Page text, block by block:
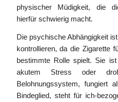
physischer Müdigkeit, die
hierfür schwierig macht.
Die psychische Abhängigkeit
kontrollieren, da die Zigarette
bestimmte Rolle spielt. Sie
akutem Stress oder
Belohnungssystem, fungiert
Bindeglied, steht für ich-